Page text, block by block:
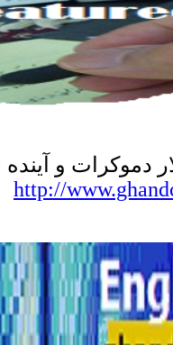
و آینده
http://